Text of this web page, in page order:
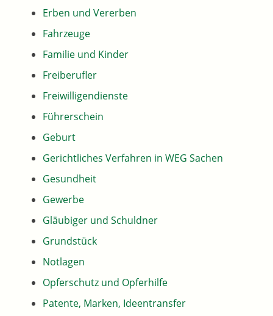
Erben und Vererben
Fahrzeuge
Familie und Kinder
Freiberufler
Freiwilligendienste
Führerschein
Geburt
Gerichtliches Verfahren in WEG Sachen
Gesundheit
Gewerbe
Gläubiger und Schuldner
Grundstück
Notlagen
Opferschutz und Opferhilfe
Patente, Marken, Ideentransfer